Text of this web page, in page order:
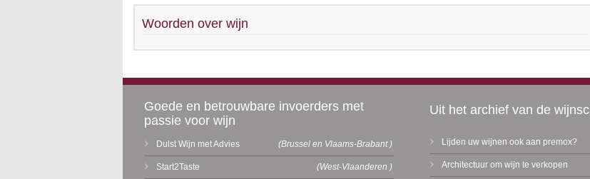
Woorden over wijn
Goede en betrouwbare invoerders met
passie voor wijn
Dulst Wijn met Advies (Brussel en Vlaams-Brabant )
Start2Taste (West-Vlaanderen )
Uit het archief van de
Lijden uw wijnen ook aan premox?
Architectuur om wijn te verkopen